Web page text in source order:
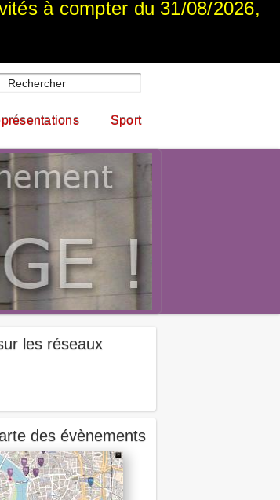
à compter du 31/08/2026,
Sport
les réseaux
des évènements